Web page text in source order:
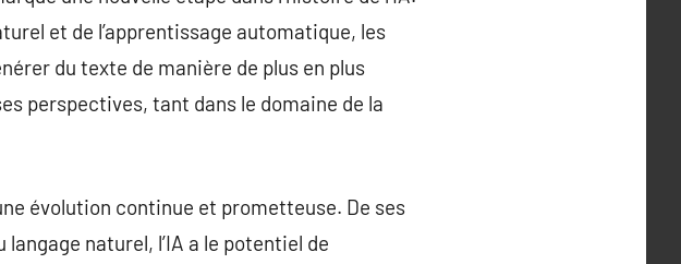
et de l’apprentissage automatique, les
du texte de manière de plus en plus
perspectives, tant dans le domaine de la
évolution continue et prometteuse. De ses
naturel, l’IA a le potentiel de